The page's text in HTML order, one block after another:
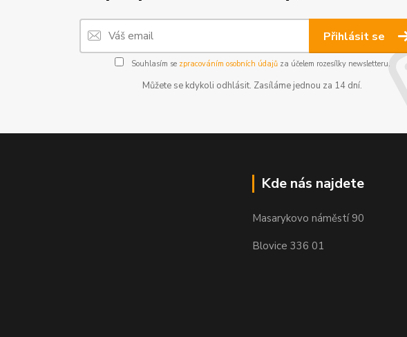
Přihlásit se
Souhlasím se zpracováním osobních údajůza účelem rozesílky newsletteru.
Můžete se kdykoli odhlásit. Zasíláme jednou za 14 dní.
Kde nás najdete
Masarykovo náměstí 90
Blovice 336 01